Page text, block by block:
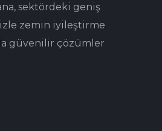
sektördeki geniş
zemin iyileştirme
güvenilir çözümler